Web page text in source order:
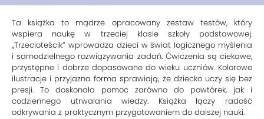
Ta książka to mądrze opracowany zestaw testów, który
wspiera naukę w trzeciej klasie szkoły podstawowej.
„Trzecioteścik” wprowadza dzieci w świat logicznego myślenia
i samodzielnego rozwiązywania zadań. Ćwiczenia są ciekawe,
przystępne i dobrze dopasowane do wieku uczniów. Kolorowe
ilustracje i przyjazna forma sprawiają, że dziecko uczy się bez
presji. To doskonała pomoc zarówno do powtórek, jak i
codziennego utrwalania wiedzy. Książka łączy radość
odkrywania z praktycznym przygotowaniem do dalszej nauki.